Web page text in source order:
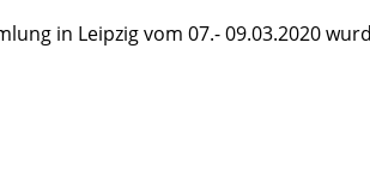
in Leipzig vom 07.- 09.03.2020